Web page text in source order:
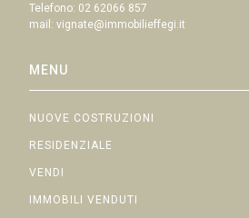
Telefono: 02 62066 857
mail:vignate@immobilieffegi.it
MENU
NUOVE COSTRUZIONI
RESIDENZIALE
VENDI
IMMOBILI VENDUTI